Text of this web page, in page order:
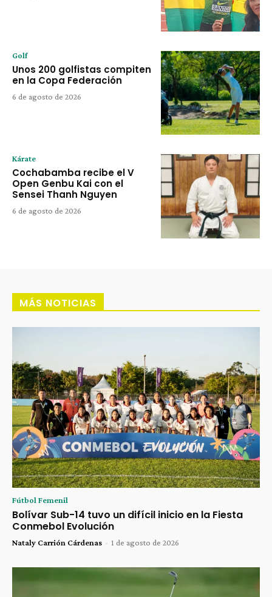
Golf
Unos 200 golfistas compiten
en la Copa Federación
6 de agosto de 2026
Kárate
Cochabamba recibe el V
Open Genbu Kai con el
Sensei Thanh Nguyen
6 de agosto de 2026
MÁS NOTICIAS
Fútbol Femenil
Bolívar Sub-14 tuvo un difícil inicio en la Fiesta
Conmebol Evolución
Nataly Carrión Cárdenas - 1 de agosto de 2026